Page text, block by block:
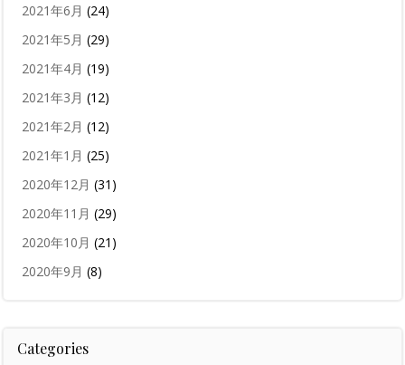
2021年6月 (24)
2021年5月 (29)
2021年4月 (19)
2021年3月 (12)
2021年2月 (12)
2021年1月 (25)
2020年12月 (31)
2020年11月 (29)
2020年10月 (21)
2020年9月 (8)
Categories